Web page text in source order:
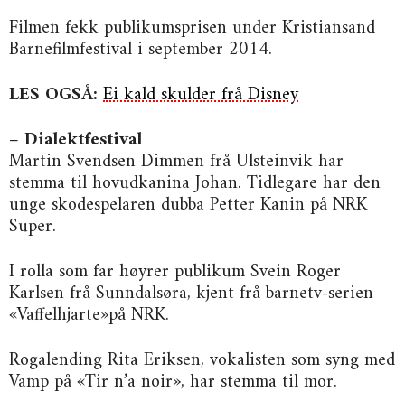
Filmen fekk publikumsprisen under Kristiansand
Barnefilmfestival i september 2014.
LES OGSÅ: Ei kald skulder frå Disney
– Dialektfestival
Martin Svendsen Dimmen frå Ulsteinvik har
stemma til hovudkanina Johan. Tidlegare har den
unge skodespelaren dubba Petter Kanin på NRK
Super.
I rolla som far høyrer publikum Svein Roger
Karlsen frå Sunndalsøra, kjent frå barnetv-serien
«Vaffelhjarte»på NRK.
Rogalending Rita Eriksen, vokalisten som syng med
Vamp på «Tir n’a noir», har stemma til mor.